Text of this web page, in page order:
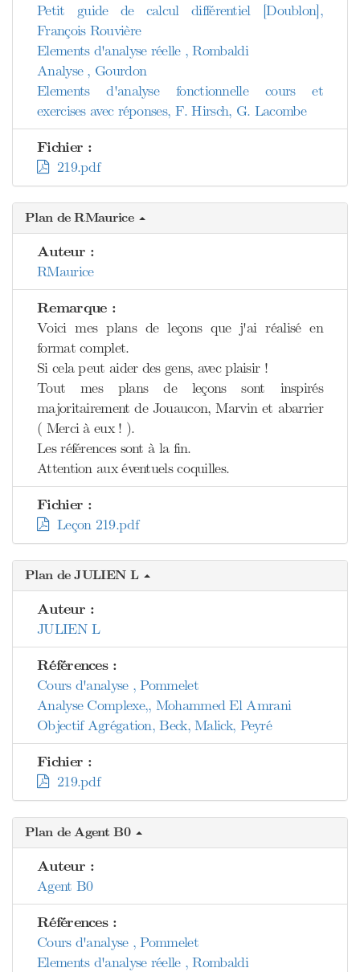
Petit guide de calcul différentiel [Doublon],
François Rouvière
Elements d'analyse réelle , Rombaldi
Analyse , Gourdon
Elements d'analyse fonctionnelle cours et
exercises avec réponses, F. Hirsch, G. Lacombe
Fichier :
219.pdf
Plan de RMaurice
Auteur :
RMaurice
Remarque :
Voici mes plans de leçons que j'ai réalisé en
format complet.
Si cela peut aider des gens, avec plaisir !
Tout mes plans de leçons sont inspirés
majoritairement de Jouaucon, Marvin et abarrier
( Merci à eux ! ).
Les références sont à la fin.
Attention aux éventuels coquilles.
Fichier :
Leçon 219.pdf
Plan de JULIEN L
Auteur :
JULIEN L
Références :
Cours d'analyse , Pommelet
Analyse Complexe,, Mohammed El Amrani
Objectif Agrégation, Beck, Malick, Peyré
Fichier :
219.pdf
Plan de Agent B0
Auteur :
Agent B0
Références :
Cours d'analyse , Pommelet
Elements d'analyse réelle , Rombaldi